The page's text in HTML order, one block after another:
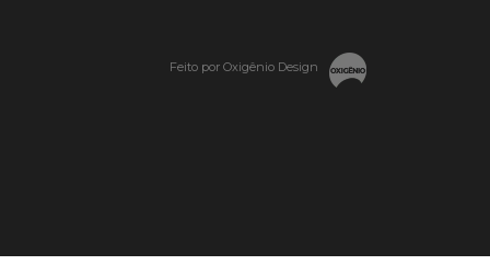
Feito por Oxigênio Design